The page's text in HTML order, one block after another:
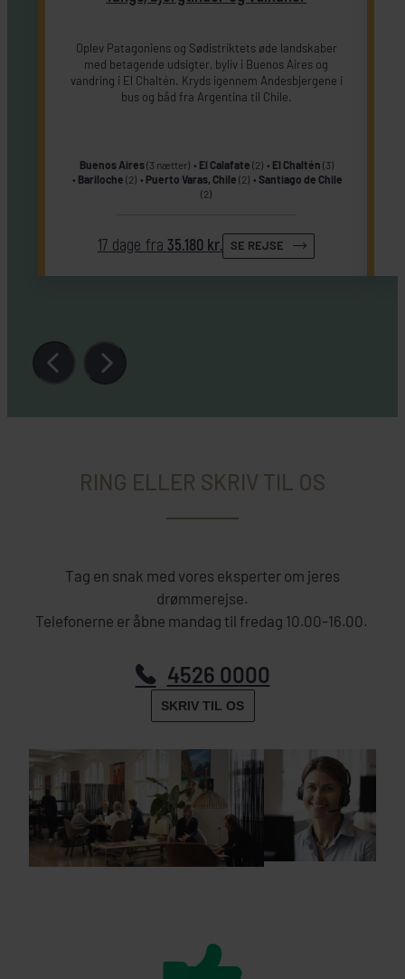
Oplev Patagoniens og Sødistriktets øde landskaber
med betagende udsigter, byliv i Buenos Aires og
vandring i El Chaltén. Kryds igennem Andesbjergene i
bus og båd fra Argentina til Chile.
Buenos Aires(3 nætter) El Calafate (2) El Chaltén (3)
Bariloche (2) Puerto Varas, Chile (2)
Santiago de Chile
(2)
17 dage fra 35.180 kr. SE REJSE
RING ELLER SKRIV TIL OS
Tag en snak med vores eksperter om jeres
drømmerejse.
Telefonerne er åbne mandag til fredag 10.00-16.00.
4526 0000
SKRIV TIL OS